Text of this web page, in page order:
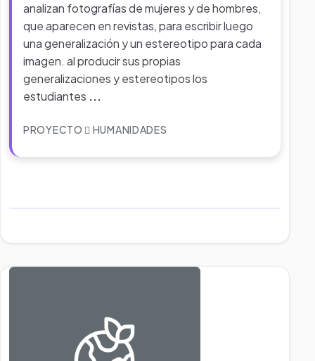
analizan fotografías de mujeres y de hombres,
que aparecen en revistas, para escribir luego
una generalización y un estereotipo para cada
imagen. al producir sus propias
generalizaciones y estereotipos los
estudiantes ...
PROYECTO HUMANIDADES